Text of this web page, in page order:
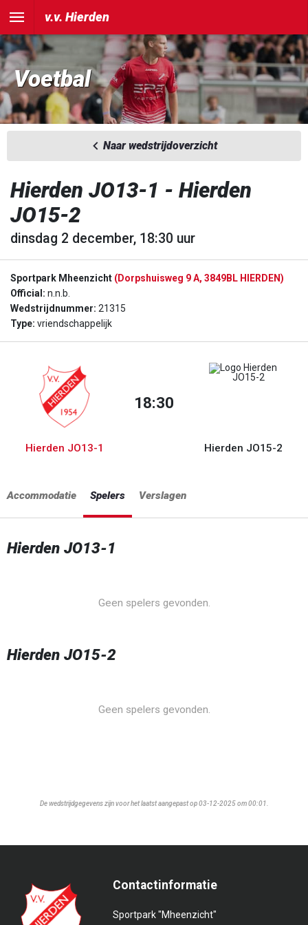
v.v. Hierden
Voetbal
Naar wedstrijdoverzicht
Hierden JO13-1 - Hierden
JO15-2
dinsdag 2 december, 18:30 uur
Sportpark Mheenzicht (Dorpshuisweg 9 A, 3849BL HIERDEN)
Official: n.n.b.
Wedstrijdnummer: 21315
Type: vriendschappelijk
Hierden JO13-1
18:30
Hierden JO15-2
Accommodatie Spelers Verslagen
Hierden JO13-1
Geen spelers gevonden.
Hierden JO15-2
Geen spelers gevonden.
De wedstrijdgegevens zijn voor het laatst aangepast op 03-12-2025 om 00:01.
Contactinformatie
Sportpark "Mheenzicht"